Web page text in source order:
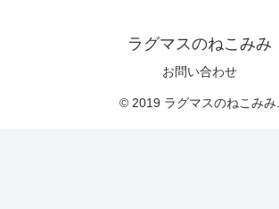
ラグマスのねこみみ
お問い合わせ
© 2019 ラグマスのねこみみ.